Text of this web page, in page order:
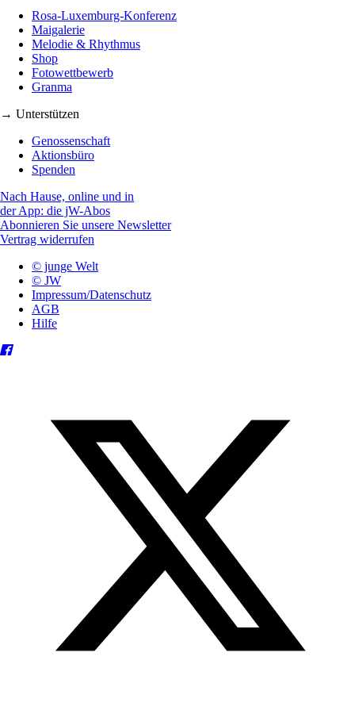
Rosa-Luxemburg-Konferenz
Maigalerie
Melodie & Rhythmus
Shop
Fotowettbewerb
Granma
→ Unterstützen
Genossenschaft
Aktionsbüro
Spenden
Nach Hause, online und in
der App: die jW-Abos
Abonnieren Sie unsere Newsletter
Vertrag widerrufen
© junge Welt
© JW
Impressum/Datenschutz
AGB
Hilfe